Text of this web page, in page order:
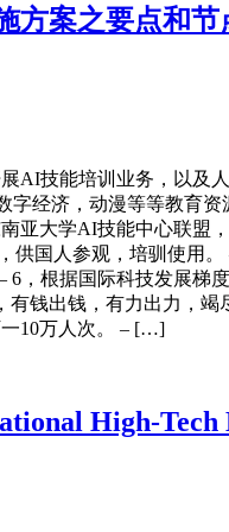
方案之要点和节
AI技能培训业务，以及
经济，动漫等等教育
亚大学AI技能中心联
国人参观，培驯使用
，根据国际科技发展
钱出钱，有力出力，
一10万人次。 – […]
High-Tech